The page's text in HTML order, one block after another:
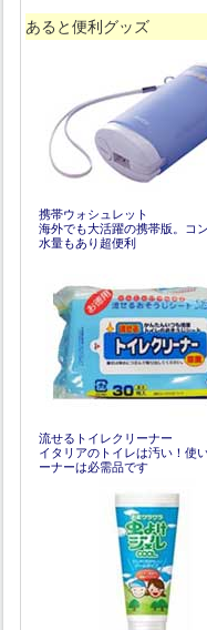
あると便利グッズ
携帯ウォシュレット
海外でも大活躍の携帯版。コ
水量もあり超便利
流せるトイレクリーナー
イタリアのトイレは汚い！使
ーナーは必需品です